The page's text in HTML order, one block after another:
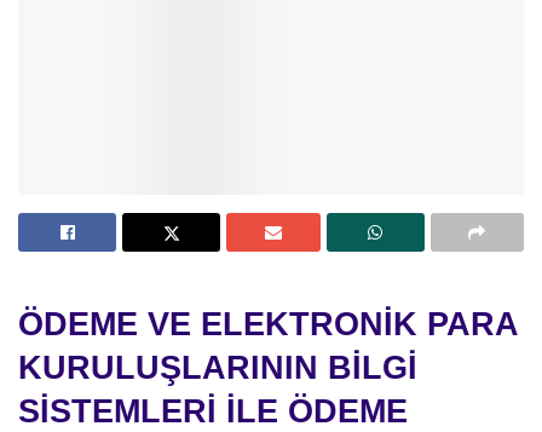
ÖDEME VE ELEKTRONİK PARA
KURULUŞLARININ BİLGİ
SİSTEMLERİ İLE ÖDEME